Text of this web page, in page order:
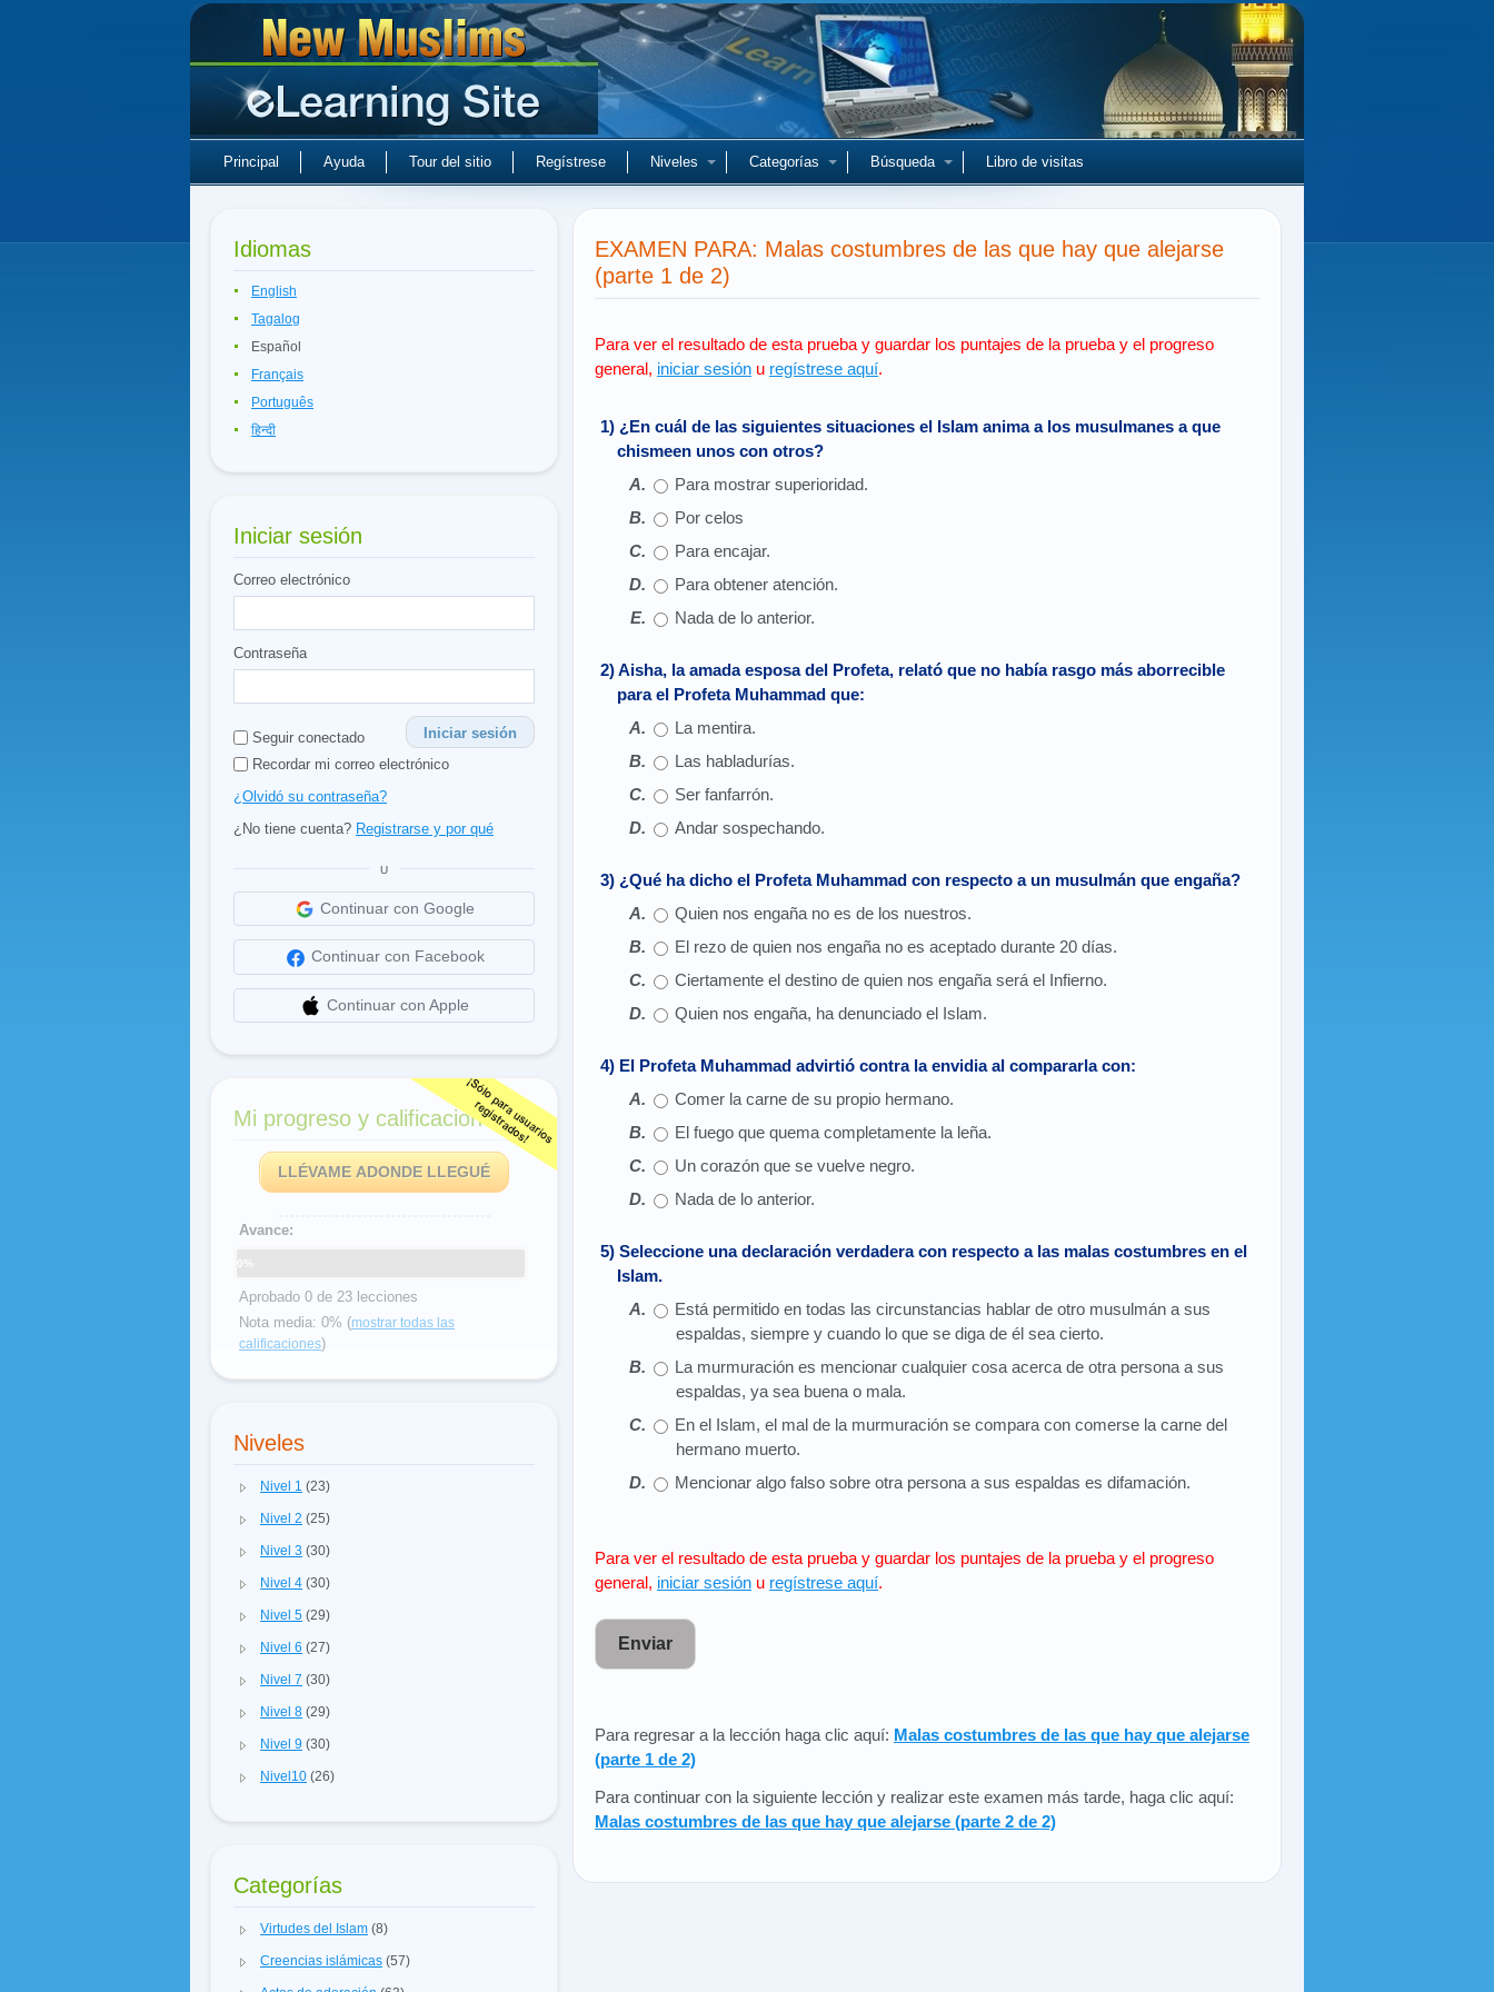
Principal Ayuda Tour del sitio Regístrese Niveles Categorías Búsqueda Libro de visitas
Idiomas
English
Tagalog
Español
Français
Português
हिन्दी
Iniciar sesión
Correo electrónico
Contraseña
Seguir conectado
Iniciar sesión
Recordar mi correo electrónico
¿Olvidó su contraseña?
¿No tiene cuenta? Registrarse y por qué
U
Continuar con Google
Continuar con Facebook
Continuar con Apple
Mi progreso y calificaciones
LLÉVAME ADONDE LLEGUÉ
Avance:
0%
Aprobado 0 de 23 lecciones
Nota media: 0% (mostrar todas las
calificaciones)
Niveles
Nivel 1 (23)
Nivel 2 (25)
Nivel 3 (30)
Nivel 4 (30)
Nivel 5 (29)
Nivel 6 (27)
Nivel 7 (30)
Nivel 8 (29)
Nivel 9 (30)
Nivel10 (26)
Categorías
Virtudes del Islam (8)
Creencias islámicas (57)
EXAMEN PARA: Malas costumbres de las que hay que alejarse
(parte 1 de 2)
Para ver el resultado de esta prueba y guardar los puntajes de la prueba y el progreso
general, iniciar sesión u regístrese aquí.
1) ¿En cuál de las siguientes situaciones el Islam anima a los musulmanes a que
chismeen unos con otros?
Para mostrar superioridad.
Por celos
Para encajar.
Para obtener atención.
Nada de lo anterior.
2) Aisha, la amada esposa del Profeta, relató que no había rasgo más aborrecible
para el Profeta Muhammad que:
La mentira.
Las habladurías.
Ser fanfarrón.
Andar sospechando.
3) ¿Qué ha dicho el Profeta Muhammad con respecto a un musulmán que engaña?
Quien nos engaña no es de los nuestros.
El rezo de quien nos engaña no es aceptado durante 20 días.
Ciertamente el destino de quien nos engaña será el Infierno.
Quien nos engaña, ha denunciado el Islam.
4) El Profeta Muhammad advirtió contra la envidia al compararla con:
Comer la carne de su propio hermano.
El fuego que quema completamente la leña.
Un corazón que se vuelve negro.
Nada de lo anterior.
5) Seleccione una declaración verdadera con respecto a las malas costumbres en el
Islam.
Está permitido en todas las circunstancias hablar de otro musulmán a sus
espaldas, siempre y cuando lo que se diga de él sea cierto.
La murmuración es mencionar cualquier cosa acerca de otra persona a sus
espaldas, ya sea buena o mala.
En el Islam, el mal de la murmuración se compara con comerse la carne del
hermano muerto.
Mencionar algo falso sobre otra persona a sus espaldas es difamación.
Para ver el resultado de esta prueba y guardar los puntajes de la prueba y el progreso
general, iniciar sesión u regístrese aquí.
Enviar
Para regresar a la lección haga clic aquí: Malas costumbres de las que hay que alejarse
(parte 1 de 2)
Para continuar con la siguiente lección y realizar este examen más tarde, haga clic aquí:
Malas costumbres de las que hay que alejarse (parte 2 de 2)